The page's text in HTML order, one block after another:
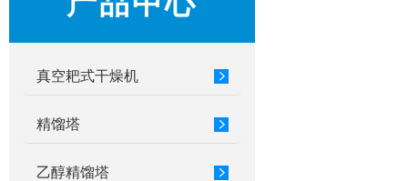
真空耙式干燥机
精馏塔
乙醇精馏塔